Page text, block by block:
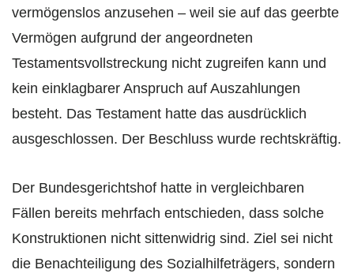
vermögenslos anzusehen – weil sie auf das geerbte
Vermögen aufgrund der angeordneten
Testamentsvollstreckung nicht zugreifen kann und
kein einklagbarer Anspruch auf Auszahlungen
besteht. Das Testament hatte das ausdrücklich
ausgeschlossen. Der Beschluss wurde rechtskräftig.
Der Bundesgerichtshof hatte in vergleichbaren
Fällen bereits mehrfach entschieden, dass solche
Konstruktionen nicht sittenwidrig sind. Ziel sei nicht
die Benachteiligung des Sozialhilfeträgers, sondern